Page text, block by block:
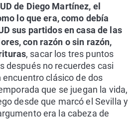
de Diego Martínez, el
lo que era, como debía
sus partidos en casa de las
con razón o sin razón,
, sacar los tres puntos
después no recuerdes casi
encuentro clásico de dos
que se juegan la vida,
desde que marcó el Sevilla y
era la cabeza de